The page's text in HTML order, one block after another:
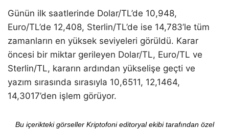
Günün ilk saatlerinde Dolar/TL’de 10,948,
Euro/TL’de 12,408, Sterlin/TL’de ise 14,783’le tüm
zamanların en yüksek seviyeleri görüldü. Karar
öncesi bir miktar gerileyen Dolar/TL, Euro/TL ve
Sterlin/TL, kararın ardından yükselişe geçti ve
yazım sırasında sırasıyla 10,6511, 12,1464,
14,3017’den işlem görüyor.
Bu içerikteki görseller Kriptofoni editoryal ekibi tarafından özel